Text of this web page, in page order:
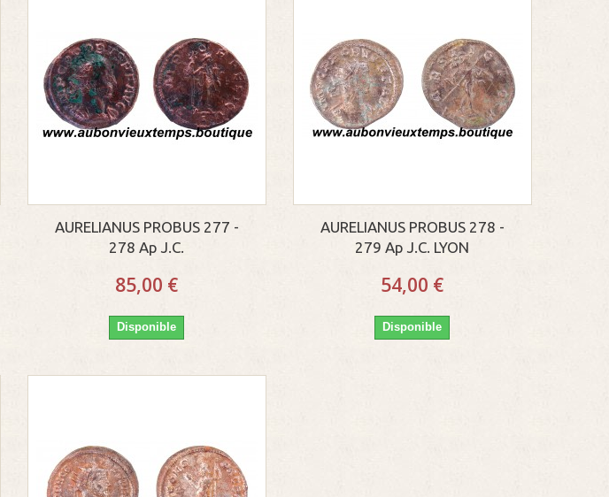
AURELIANUS PROBUS 277 -
278 Ap J.C.
85,00 €
Disponible
AURELIANUS PROBUS 278 -
279 Ap J.C. LYON
54,00 €
Disponible